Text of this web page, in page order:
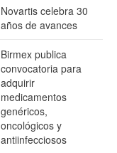
Novartis celebra 30
años de avances
Birmex publica
convocatoria para
adquirir
medicamentos
genéricos,
oncológicos y
antiinfecciosos